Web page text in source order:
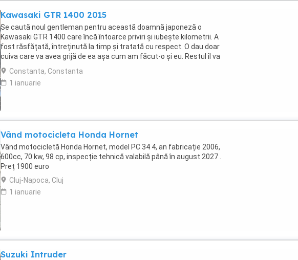
Kawasaki GTR 1400 2015
Se caută noul gentleman pentru această doamnă japoneză o
Kawasaki GTR 1400 care încă întoarce priviri și iubește kilometrii. A
fost răsfățată, întreținută la timp și tratată cu respect. O dau doar
cuiva care va avea grijă de ea așa cum am făcut-o și eu. Restul îl va
convinge ea la prima cheie. Vă ...
Constanta, Constanta
1 ianuarie
Vând motocicleta Honda Hornet
Vând motocicletă Honda Hornet, model PC 34 4, an fabricație 2006,
600cc, 70 kw, 98 cp, inspecție tehnică valabilă până în august 2027 .
Preț 1900 euro
Cluj-Napoca, Cluj
1 ianuarie
Suzuki Intruder